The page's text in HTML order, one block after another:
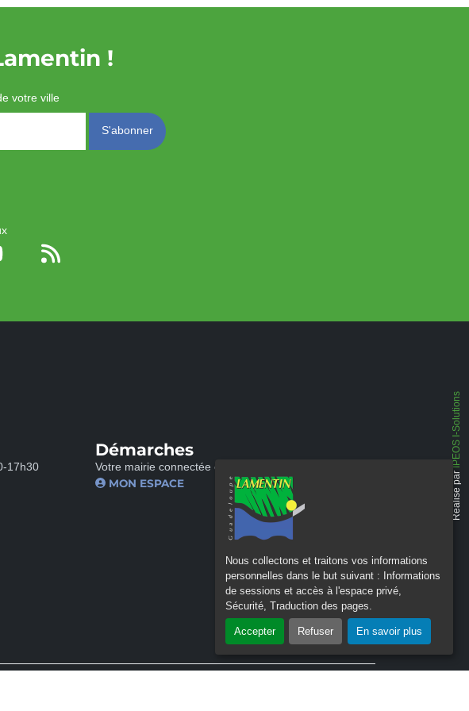
Nous collectons et traitons vos informations
personnelles dans le but suivant :
Informations
de sessions et accès à l'espace privé,
Sécurité, Traduction des pages
Accepter Refuser En savoir plus
17h30
Démarches
Votre mairie connectée et disponible 24/24
MON ESPACE
!
votre ville
Réalisé par
IPEOS I-Solutions